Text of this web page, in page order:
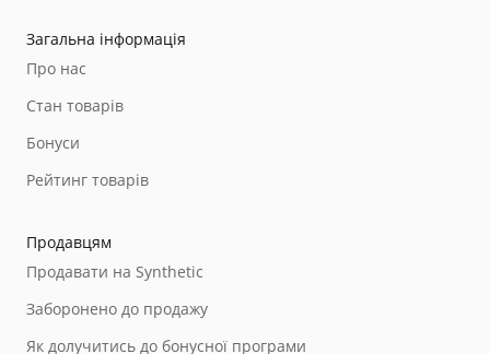
Загальна інформація
Про нас
Стан товарів
Бонуси
Рейтинг товарів
Продавцям
Продавати на Synthetic
Заборонено до продажу
Як долучитись до бонусної програми